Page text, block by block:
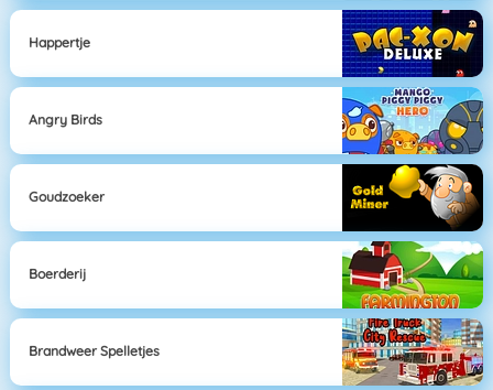
Happertje
Angry Birds
Goudzoeker
Boerderij
Brandweer Spelletjes